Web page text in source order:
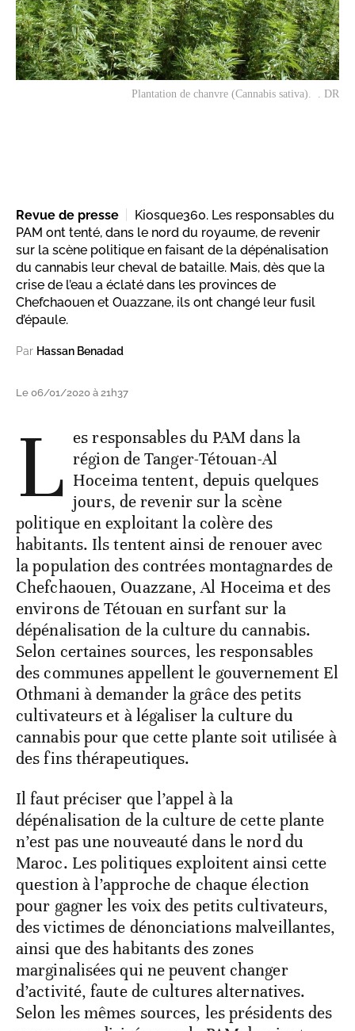
Plantation de chanvre (Cannabis sativa). . DR
Revue de presse
Kiosque360. Les responsables du
PAM ont tenté, dans le nord du royaume, de revenir
sur la scène politique en faisant de la dépénalisation
du cannabis leur cheval de bataille. Mais, dès que la
crise de l’eau a éclaté dans les provinces de
Chefchaouen et Ouazzane, ils ont changé leur fusil
d’épaule.
Par Hassan Benadad
Le 06/01/2020 à 21h37
L es responsables du PAM dans la
région de Tanger-Tétouan-Al
Hoceima tentent, depuis quelques
jours, de revenir sur la scène
politique en exploitant la colère des
habitants. Ils tentent ainsi de renouer avec
la population des contrées montagnardes de
Chefchaouen, Ouazzane, Al Hoceima et des
environs de Tétouan en surfant sur la
dépénalisation de la culture du cannabis.
Selon certaines sources, les responsables
des communes appellent le gouvernement El
Othmani à demander la grâce des petits
cultivateurs et à légaliser la culture du
cannabis pour que cette plante soit utilisée à
des fins thérapeutiques.
Il faut préciser que l’appel à la
dépénalisation de la culture de cette plante
n’est pas une nouveauté dans le nord du
Maroc. Les politiques exploitent ainsi cette
question à l’approche de chaque élection
pour gagner les voix des petits cultivateurs,
des victimes de dénonciations malveillantes,
ainsi que des habitants des zones
marginalisées qui ne peuvent changer
d’activité, faute de cultures alternatives.
Selon les mêmes sources, les présidents des